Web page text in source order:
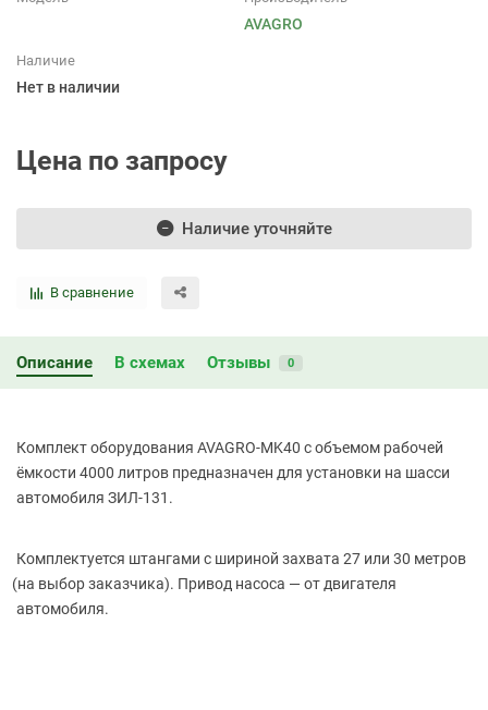
AVAGRO
Наличие
Нет в наличии
Цена по запросу
Наличие уточняйте
В сравнение
Описание В схемах Отзывы 0
Комплект оборудования AVAGRO-MK40 с объемом рабочей
ёмкости 4000 литров предназначен для установки на шасси
автомобиля ЗИЛ-131.
Комплектуется штангами с шириной захвата 27 или 30 метров
(на выбор заказчика). Привод насоса — от двигателя
автомобиля.